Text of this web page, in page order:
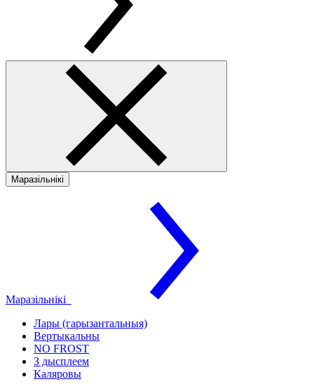
Маразільнікі
Маразільнікі
Лары (гарызантальныя)
Вертыкальны
NO FROST
З дысплеем
Каляровы